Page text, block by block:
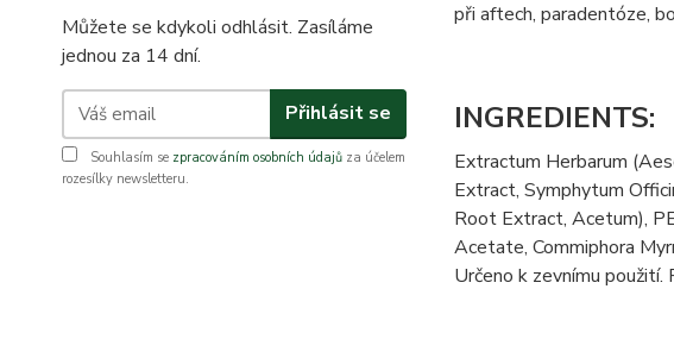
Můžete se kdykoli odhlásit. Zasíláme
jednou za 14 dní.
Přihlásit se
Souhlasím se zpracováním osobních údajů za účelem
rozesílky newsletteru.
při aftech, paradentóze,
INGREDIENTS:
Extractum Herbarum
Extract, Symphytum
Root Extract, Acetum),
Acetate, Commiphora
Určeno k zevnímu